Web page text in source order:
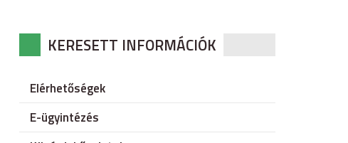
KERESETT INFORMÁCIÓK
Elérhetőségek
E-ügyintézés